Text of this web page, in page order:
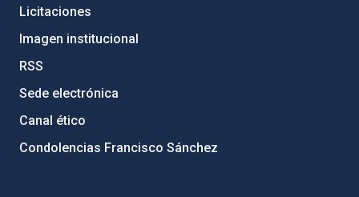
Licitaciones
Imagen institucional
RSS
Sede electrónica
Canal ético
Condolencias Francisco Sánchez